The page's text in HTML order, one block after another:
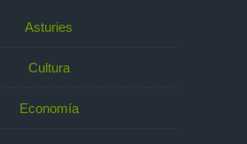
Asturies
Cultura
Economía